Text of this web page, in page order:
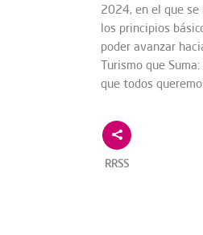
2024, en el que se
los principios
poder avanzar
Turismo que
que todos
RRSS